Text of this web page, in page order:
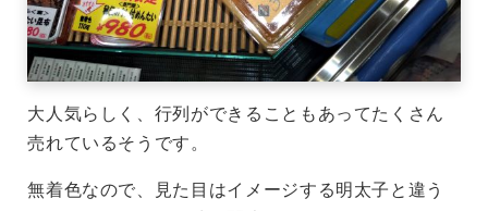
大人気らしく、行列ができることもあってたくさん
売れているそうです。
無着色なので、見た目はイメージする明太子と違う